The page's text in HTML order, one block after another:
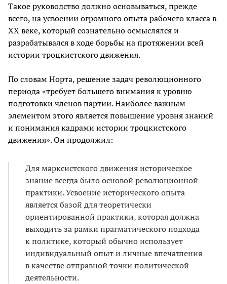
Такое руководство должно основываться, прежде
всего, на усвоении огромного опыта рабочего класса в
XX веке, который сознательно осмыслялся и
разрабатывался в ходе борьбы на протяжении всей
истории троцкистского движения.
По словам Норта, решение задач революционного
периода «требует большего внимания к уровню
подготовки членов партии. Наиболее важным
элементом этого является повышение уровня знаний
и понимания кадрами истории троцкистского
движения». Он продолжил:
Для марксистского движения историческое
знание всегда было основой революционной
практики. Усвоение исторического опыта
является базой для теоретически
ориентированной практики, которая должна
выходить за рамки прагматического подхода
к политике, который обычно использует
индивидуальный опыт и личные впечатления
в качестве отправной точки политической
деятельности.